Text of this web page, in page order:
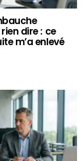
dire : ce
m’a enlevé